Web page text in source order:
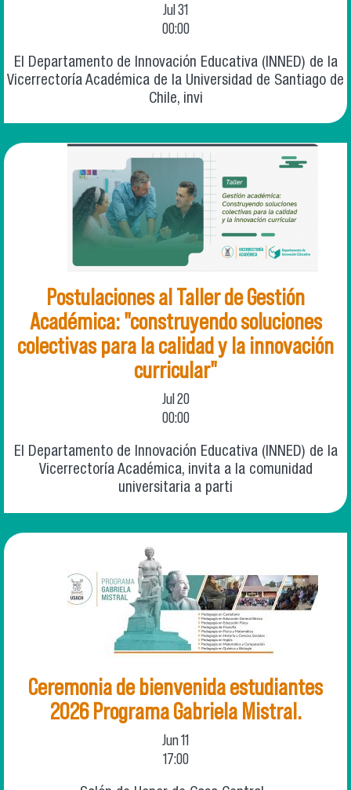
Jul31
00:00
El Departamento de Innovación Educativa (INNED) de la
Vicerrectoría Académica de la Universidad de Santiago de
Chile, invi
Postulaciones al Taller de Gestión
Académica: "construyendo soluciones
colectivas para la calidad y la innovación
curricular"
Jul 20
00:00
El Departamento de Innovación Educativa (INNED) de la
Vicerrectoría Académica, invita a la comunidad
universitaria a parti
Ceremonia de bienvenida estudiantes
2026 Programa Gabriela Mistral.
Jun11
17:00